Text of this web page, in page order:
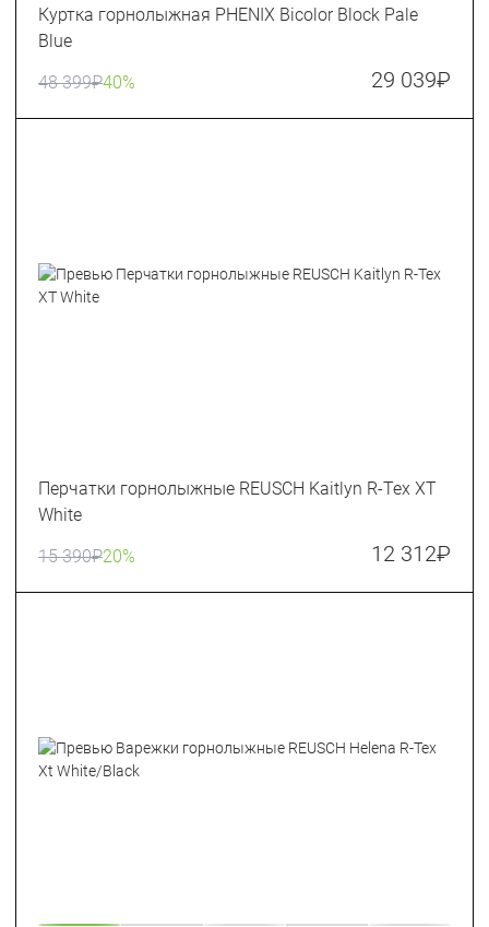
Куртка горнолыжная PHENIX Bicolor Block Pale
Blue
48 399₽40% 29 039₽
Перчатки горнолыжные REUSCH Kaitlyn R-Tex XT
White
15 390₽20% 12 312₽